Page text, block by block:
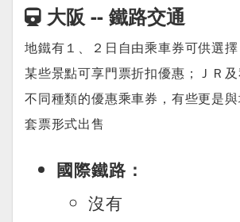
大阪 -- 鐵路交通
地鐵有１、２日自由乘車券可供選
某些景點可享門票折扣優惠；ＪＲ
不同種類的優惠乘車券，有些更是
套票形式出售
國際鐵路：
沒有